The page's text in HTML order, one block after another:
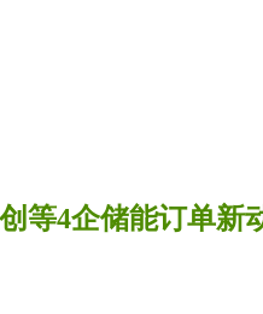
等4企储能订单新